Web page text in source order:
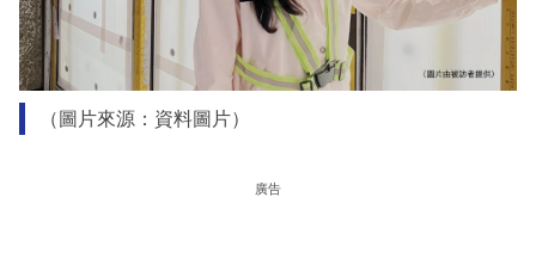
（圖片來源：資料圖片）
廣告